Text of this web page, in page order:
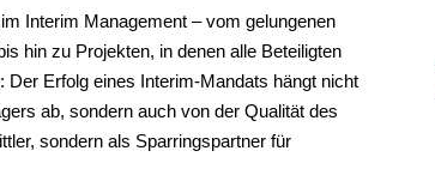
Interim Management – vom gelungenen
hin zu Projekten, in denen alle Beteiligten
Erfolg eines Interim-Mandats hängt nicht
ab, sondern auch von der Qualität des
sondern als Sparringspartner für